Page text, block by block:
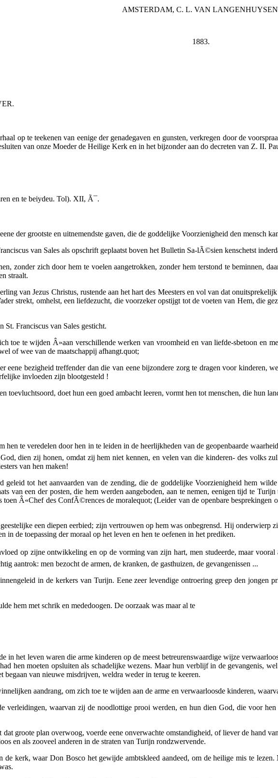
AMSTERDAM, C. L. VAN
1883.
op te teekenen van eenige der genadegaven en gunsten, verkregen door de
van onze Moeder de Heilige Kerk en in het bijzonder aan do decreten van Z. II.
en te beiydeu. Tol). XII, Ã¯.
der grootste en uitnemendste gaven, die de goddelijke Voorzienigheid den mensch
van Sales als opschrift geplaatst boven het Bulletin Sa-lÃ©sien kenschetst
zonder zich door hem te voelen aangetrokken, zonder hem terstond te beminnen,
straalt.
van Jezus Christus, rustende aan het hart des Meesters en vol van dat
strekt, omhelst, een liefdezucht, die voorzeker opstijgt tot de voeten van Hem, die
St. Franciscus van Sales gesticht.
toe te wijden Â»aan verschillende werken van vroomheid en van liefde-sbetoon en
of wee van de maatschappij afhangt.quot;
eene bezigheid treffender dan die van eenebijzondere zorgte dragen voor kinderen,
invloeden zijn blootgesteld !
toevluchtsoord, doet hun een goed ambacht leeren, vormt hen tot menschen, die hun
hen te veredelen door hen in te leiden in de heerlijkheden van de geopenbaarde
dien zij honen, omdat zij hem niet kennen, en velen van die kinderen- des volks
van hen maken!
tot het aanvaarden van de zending, die de goddelijke Voorzienigheid hem
van een der posten, die hem werden aangeboden, aan te nemen, eenigen tijd te
toen Â«Chef des ConfÃ©rences de moralequot; (Leider van de openbare
een diepen eerbied; zijn vertrouwen op hem was onbegrensd. Hij onderwierp
in de toepassing der moraal op het leven en hen te oefenen in het prediken.
op zijne ontwikkeling en op de vorming van zijn hart, men studeerde, maar vooral
aantrok: men bezocht de armen, de kranken, de gasthuizen, de gevangenissen ...
in de kerkers van Turijn. Eene zeer levendige ontroering greep den jongen
hem met schrik en mededoogen. De oorzaak was maar al te
in het leven waren die arme kinderen op de meest betreurenswaardige wijze
hen moeten opsluiten als schadelijke wezens. Maar hun verblijf in de gevangenis,
begaan van nieuwe misdrijven, weldra weder in terug te keeren.
aandrang, om zich toe te wijden aan de arme en verwaarloosde kinderen,
verleidingen, waarvan zij de noodlottige prooi werden, en hun dien God, die voor
groote plan overwoog, voerde eene onverwachte omstandigheid, of liever de hand
en als zooveel anderen in de straten van Turijn rondzwervende.
kerk, waar Don Bosco het gewijde ambtskleed aandeed, om de heilige mis te